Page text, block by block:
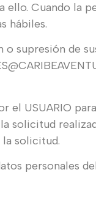
ello. Cuando la
hábiles.
supresión de
USUARIO
solicitud
solicitud.
personales